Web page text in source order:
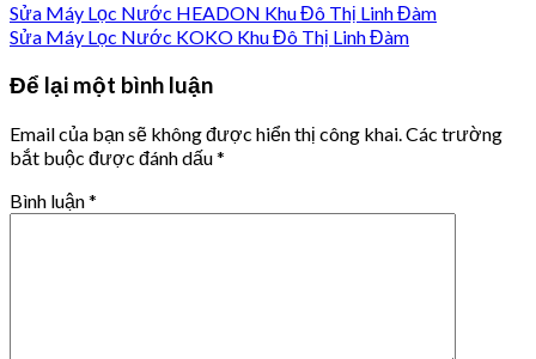
Sửa Máy Lọc Nước HEADON Khu Đô Thị Linh Đàm
Sửa Máy Lọc Nước KOKO Khu Đô Thị Linh Đàm
Để lại một bình luận
Email của bạn sẽ không được hiển thị công khai. Các trường
bắt buộc được đánh dấu*
Bình luận*